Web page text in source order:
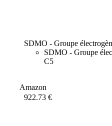
SDMO - Groupe
SDMO - Groupe
C5
Amazon
922.73 €